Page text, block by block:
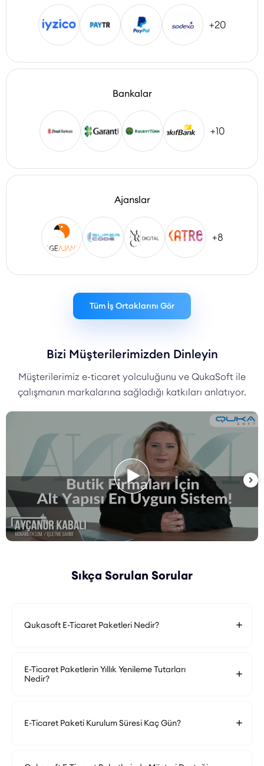
+20
Bankalar
+10
Ajanslar
+8
Tüm İş Ortaklarını Gör
Bizi Müşterilerimizden Dinleyin
Müşterilerimiz e-ticaret yolculuğunu ve QukaSoft ile
çalışmanın markalarına sağladığı katkıları anlatıyor.
Sıkça Sorulan Sorular
Qukasoft E-Ticaret Paketleri Nedir?
E-Ticaret Paketlerin Yıllık Yenileme Tutarları
Nedir?
E-Ticaret Paketi Kurulum Süresi Kaç Gün?